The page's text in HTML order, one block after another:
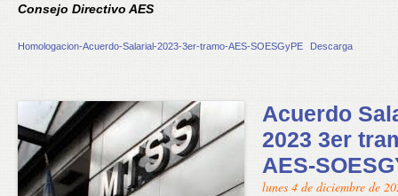
Consejo Directivo AES
Homologacion-Acuerdo-Salarial-2023-3er-tramo-AES-SOESGyPE Descarga
Acuerdo
2023 3er
AES-
lunes 4 de diciembre de